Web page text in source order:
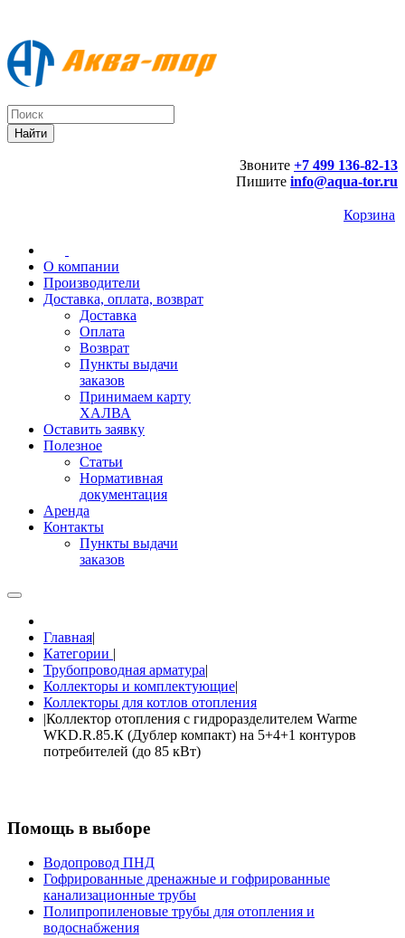
Звоните +7 499 136-82-13
Пишите info@aqua-tor.ru
Корзина
О компании
Производители
Доставка, оплата, возврат
Доставка
Оплата
Возврат
Пункты выдачи
заказов
Принимаем карту
ХАЛВА
Оставить заявку
Полезное
Статьи
Нормативная
документация
Аренда
Контакты
Пункты выдачи
заказов
Главная|
Категории |
Трубопроводная арматура|
Коллекторы и комплектующие|
Коллекторы для котлов отопления
|Коллектор отопления с гидроразделителем Warme
WKD.R.85.К (Дублер компакт) на 5+4+1 контуров
потребителей (до 85 кВт)
Помощь в выборе
Водопровод ПНД
Гофрированные дренажные и гофрированные
канализационные трубы
Полипропиленовые трубы для отопления и
водоснабжения